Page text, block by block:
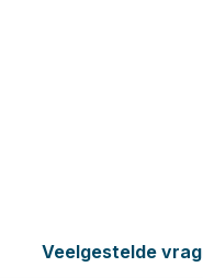
Veelgestelde